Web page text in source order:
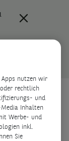
Apps nutzen wir
rechtlich
und
Inhalten
Werbe- und
inkl.
Sie